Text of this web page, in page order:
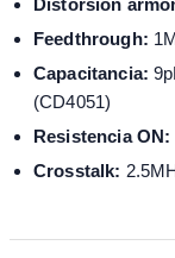
Distorsión
Feedthrough:
Capacitancia:
(CD4051)
Resistencia ON:
Crosstalk: